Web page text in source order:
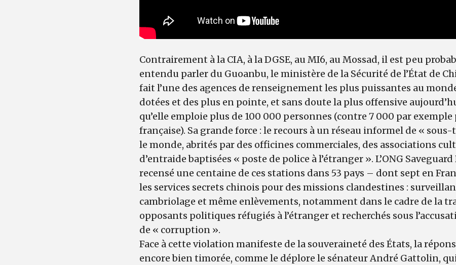
Contrairement à la CIA, à la DGSE, au MI6, au Mossad, il est peu
entendu parler du Guoanbu, le ministère de la Sécurité de l’État de
fait l’une des agences de renseignement les plus puissantes au
dotées et des plus en pointe, et sans doute la plus offensive
qu’elle emploie plus de 100 000 personnes (contre 7 000 par exemple
française). Sa grande force : le recours à un réseau informel de «
le monde, abrités par des officines commerciales, des associations
d’entraide baptisées « poste de police à l’étranger ». L’ONG
recensé une centaine de ces stations dans 53 pays – dont sept en
les services secrets chinois pour des missions clandestines :
cambriolage et même enlèvements, notamment dans le cadre de la
opposants politiques réfugiés à l’étranger et recherchés sous
de « corruption ».
Face à cette violation manifeste de la souveraineté des États, la
encore bien timorée, comme le déplore le sénateur André Gattolin,